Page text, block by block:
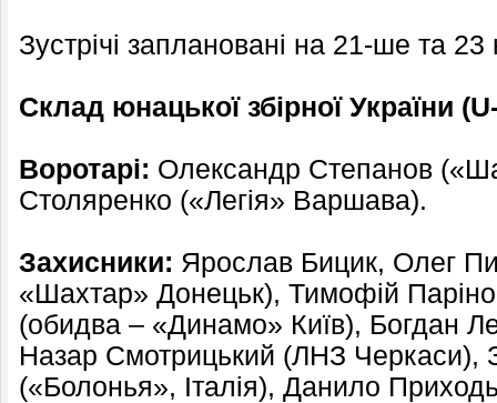
Зустрічі заплановані на 21-ше та 23
Склад юнацької збірної України
Воротарі: Олександр Степанов
Столяренко («Легія» Варшава).
Захисники: Ярослав Бицик, Олег
«Шахтар» Донецьк), Тимофій
(обидва – «Динамо» Київ), Богдан
Назар Смотрицький (ЛНЗ Черкаси),
(«Болонья», Італія), Данило